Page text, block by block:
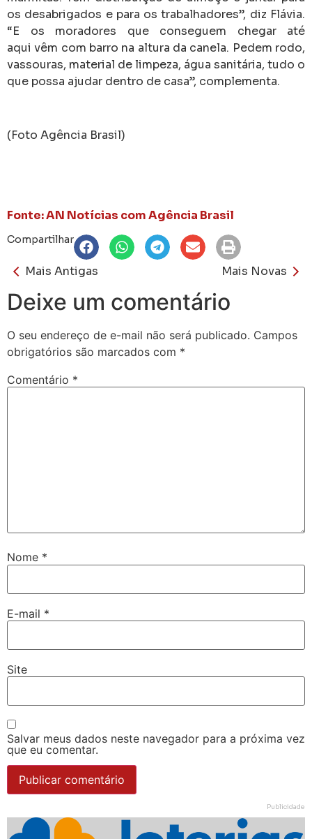
os desabrigados e para os trabalhadores”, diz Flávia.
“E os moradores que conseguem chegar até
aqui vêm com barro na altura da canela. Pedem rodo,
vassouras, material de limpeza, água sanitária, tudo o
que possa ajudar dentro de casa”, complementa.
(Foto Agência Brasil)
Fonte: AN Notícias com Agência Brasil
Compartilhar
Mais Antigas Mais Novas
Deixe um comentário
O seu endereço de e-mail não será publicado. Campos
obrigatórios são marcados com *
Comentário *
Nome *
E-mail *
Site
Salvar meus dados neste navegador para a próxima vez
que eu comentar.
Publicidade